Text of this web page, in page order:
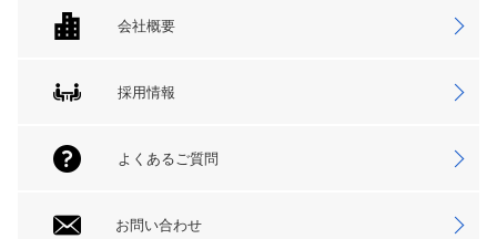
会社概要
採用情報
よくあるご質問
お問い合わせ